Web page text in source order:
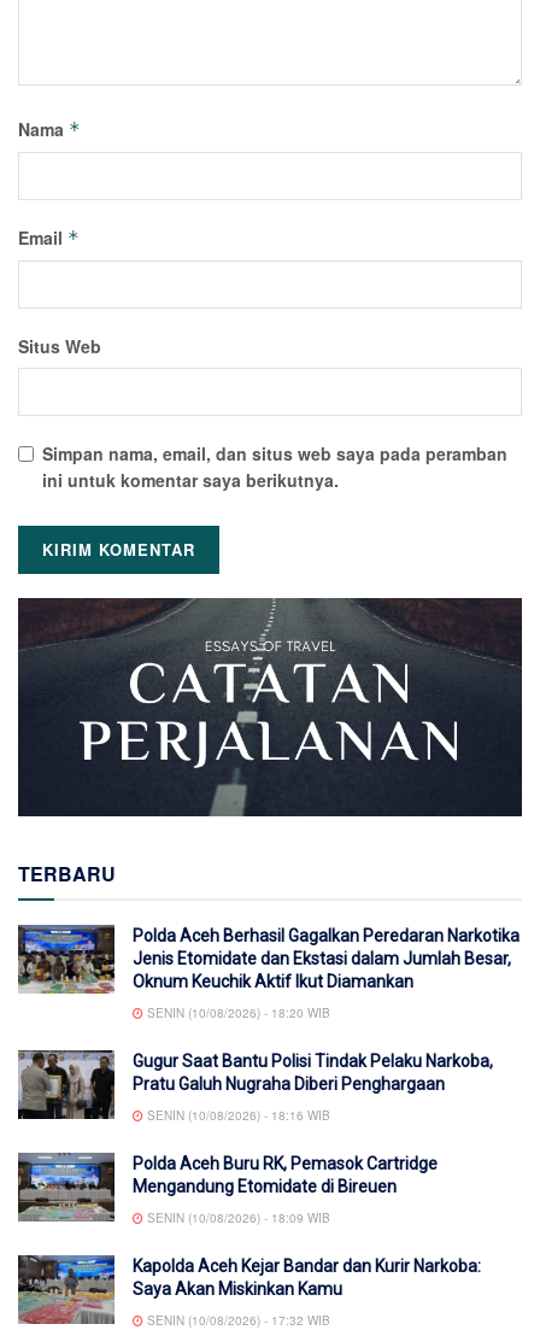
Nama *
Email *
Situs Web
Simpan nama, email, dan situs web saya pada peramban
ini untuk komentar saya berikutnya.
TERBARU
Polda Aceh Berhasil Gagalkan Peredaran Narkotika
Jenis Etomidate dan Ekstasi dalam Jumlah Besar,
Oknum Keuchik Aktif Ikut Diamankan
SENIN (10/08/2026) - 18:20 WIB
Gugur Saat Bantu Polisi Tindak Pelaku Narkoba,
Pratu Galuh Nugraha Diberi Penghargaan
SENIN (10/08/2026) - 18:16 WIB
Polda Aceh Buru RK, Pemasok Cartridge
Mengandung Etomidate di Bireuen
SENIN (10/08/2026) - 18:09 WIB
Kapolda Aceh Kejar Bandar dan Kurir Narkoba:
Saya Akan Miskinkan Kamu
SENIN (10/08/2026) - 17:32 WIB